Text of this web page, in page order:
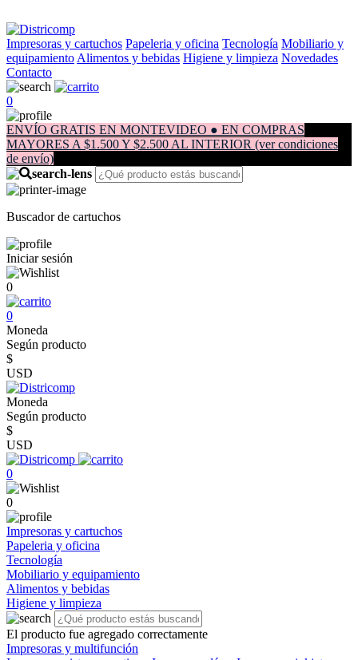
Impresoras y cartuchos Papeleria y oficina Tecnología Mobiliario y
equipamiento Alimentos y bebidas Higiene y limpieza Novedades
Contacto
0
ENVÍO GRATIS EN MONTEVIDEO ● EN COMPRAS
MAYORES A $1.500 Y $2.500 AL INTERIOR (ver condiciones
de envío)
Buscador de cartuchos
Iniciar sesión
0
0
Moneda
Según producto
$
USD
Moneda
Según producto
$
USD
0
0
Impresoras y cartuchos
Papeleria y oficina
Tecnología
Mobiliario y equipamiento
Alimentos y bebidas
Higiene y limpieza
El producto fue agregado correctamente
Impresoras y multifunción